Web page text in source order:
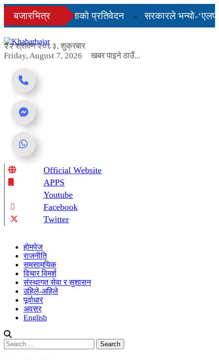
Skip
content
बजारभित्र
अन्तिम तीन महिनाको प्रतिवेदन
सरकारले भन्यो-‘एलपी
२२ श्रावण २०८३, शुक्रबार
Friday, August 7, 2026
खबर पाइने ठाउँ...
Online News Portal
Official Website
APPS
Youtube
Facebook
Twitter
होमपेज
राजनीति
समसामयिक
विचार विमर्श
संस्थागत सेवा र सुशासन
उहिले-अहिले
पूर्वाधार
अवसर
English
Search
for: